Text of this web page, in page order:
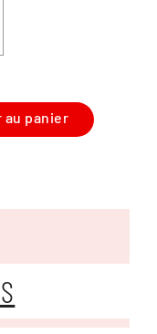
au panier